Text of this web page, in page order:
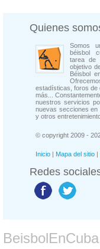
Quienes
Somos
béisbol
tarea de
objetivo
Béisbol
estadísticas, foros de
más...
nuestros servicios
nuevas secciones en
y otros
© copyright 2009 -
Inicio | Mapa del sitio |
Redes